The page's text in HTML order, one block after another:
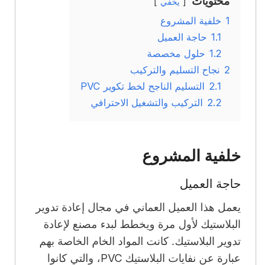
1 خلفية المشروع
1.1 حاجة العميل
1.2 حلول مخصصة
2 نجاح التسليم والتركيب
2.1 التسليم الناجح لخط تكوير PVC
2.2 التركيب والتشغيل الاحترافي
خلفية المشروع
حاجة العميل
يعمل هذا العميل العماني في مجال إعادة تدوير
البلاستيك لأول مرة ويخطط لبدء مصنع لإعادة
تدوير البلاستيك. كانت المواد الخام الخاصة بهم
عبارة عن نفايات البلاستيك PVC، والتي كانوا